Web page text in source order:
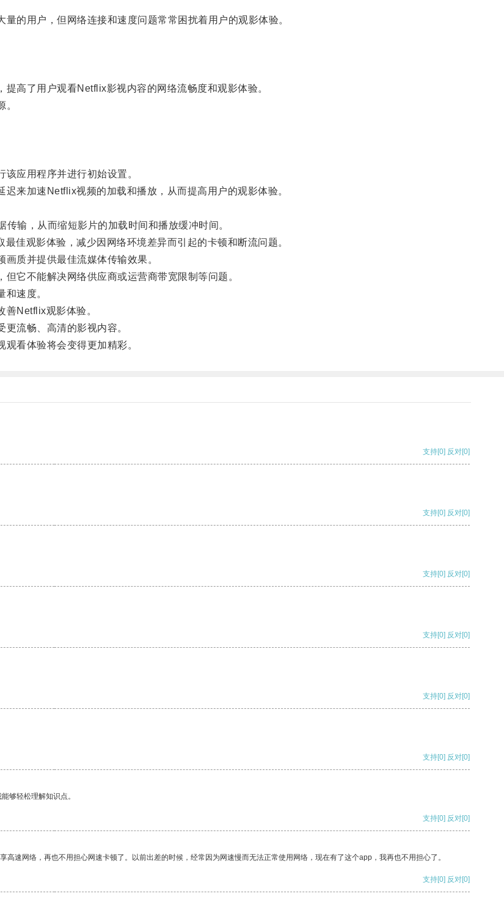
用户，但网络连接和速度问题常常困扰着用户的观影体验。
了用户观看Netflix影视内容的网络流畅度和观影体验。
应用程序并进行初始设置。
加速Netflix视频的加载和播放，从而提高用户的观影体验。
输，从而缩短影片的加载时间和播放缓冲时间。
观影体验，减少因网络环境差异而引起的卡顿和断流问题。
质并提供最佳流媒体传输效果。
不能解决网络供应商或运营商带宽限制等问题。
速度。
Netflix观影体验。
流畅、高清的影视内容。
看体验将会变得更加精彩。
支持[0] 反对[0]
支持[0] 反对[0]
支持[0] 反对[0]
支持[0] 反对[0]
支持[0] 反对[0]
支持[0] 反对[0]
够轻松理解知识点。
支持[0] 反对[0]
速网络，再也不用担心网速卡顿了。以前出差的时候，经常因为网速慢而无法正常使用网络，现在有了这个app，我再也不用担心了。
支持[0] 反对[0]